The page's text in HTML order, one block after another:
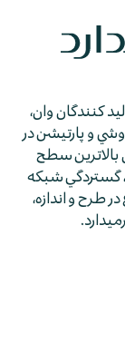
كنندگان وان،
و پارتيشن در
بالاترين سطح
گستردگي شبكه
طرح و اندازه،